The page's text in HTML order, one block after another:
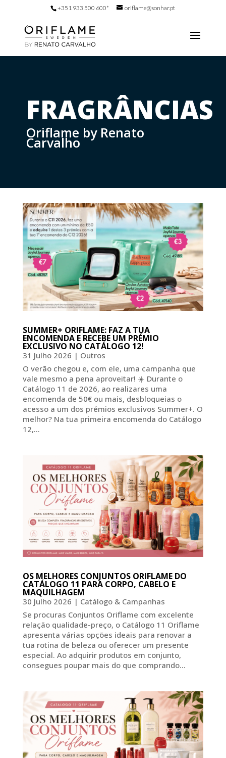
+351 933 500 600* oriflame@sonhar.pt
FRAGRÂNCIAS
Oriflame by Renato
Carvalho
SUMMER+ ORIFLAME: FAZ A TUA
ENCOMENDA E RECEBE UM PRÉMIO
EXCLUSIVO NO CATÁLOGO 12!
31 Julho 2026 | Outros
O verão chegou e, com ele, uma campanha que
vale mesmo a pena aproveitar! ☀️ Durante o
Catálogo 11 de 2026, ao realizares uma
encomenda de 50€ ou mais, desbloqueias o
acesso a um dos prémios exclusivos Summer+. O
melhor? Na tua primeira encomenda do Catálogo
12,...
OS MELHORES CONJUNTOS ORIFLAME DO
CATÁLOGO 11 PARA CORPO, CABELO E
MAQUILHAGEM
30 Julho 2026 | Catálogo & Campanhas
Se procuras Conjuntos Oriflame com excelente
relação qualidade-preço, o Catálogo 11 Oriflame
apresenta várias opções ideais para renovar a
tua rotina de beleza ou oferecer um presente
especial. Ao adquirir produtos em conjunto,
consegues poupar mais do que comprando...